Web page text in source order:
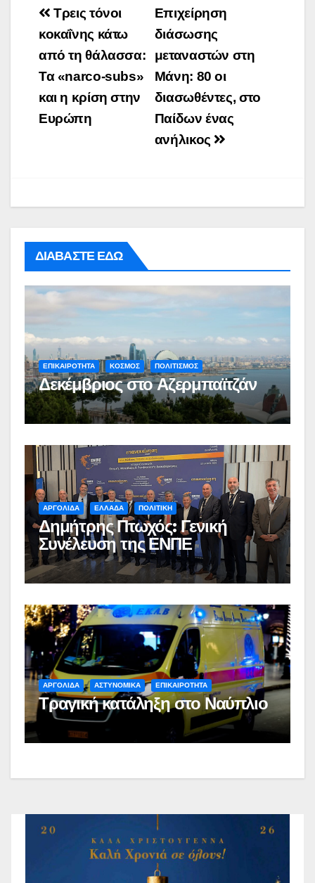
Post
navigation
Επιχείρηση
διάσωσης
μεταναστών στη
Μάνη: 80 οι
διασωθέντες, στο
Παίδων ένας
ανήλικος
Τρεις τόνοι
κοκαΐνης κάτω
από τη θάλασσα:
Τα «narco-subs»
και η κρίση στην
Ευρώπη
ΔΙΑΒΑΣΤΕ ΕΔΩ
ΕΠΙΚΑΙΡΟΤΗΤΑ ΚΟΣΜΟΣ ΠΟΛΙΤΙΣΜΟΣ
Δεκέμβριος στο Αζερμπαϊτζάν
ΑΡΓΟΛΙΔΑ ΕΛΛΑΔΑ ΠΟΛΙΤΙΚΗ
Δημήτρης Πτωχός: Γενική
Συνέλευση της ΕΝΠΕ
ΑΡΓΟΛΙΔΑ ΑΣΤΥΝΟΜΙΚΑ ΕΠΙΚΑΙΡΟΤΗΤΑ
Τραγική κατάληξη στο Ναύπλιο